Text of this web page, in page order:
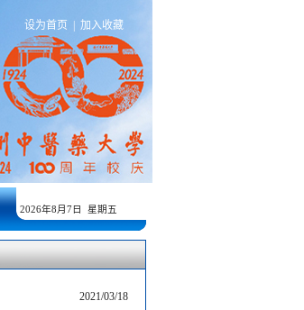
设为首页 加入收藏
2026年8月7日 星期五
2021/03/18